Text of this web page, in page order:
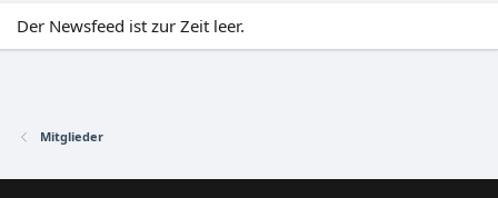
Der Newsfeed ist zur Zeit leer.
Mitglieder